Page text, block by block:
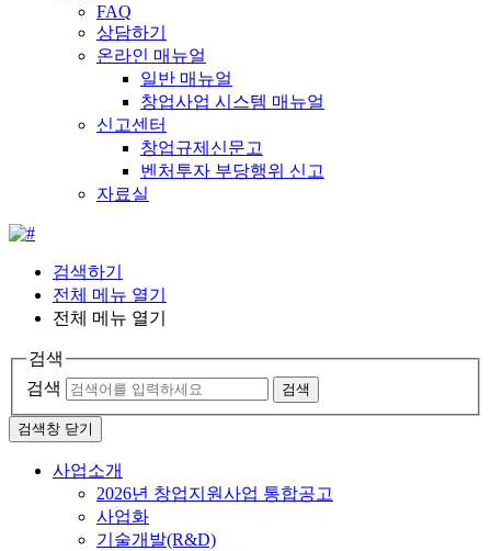
FAQ
상담하기
온라인 매뉴얼
일반 매뉴얼
창업사업 시스템 매뉴얼
신고센터
창업규제신문고
벤처투자 부당행위 신고
자료실
검색하기
전체 메뉴 열기
전체 메뉴 열기
검색
검색
검색
검색창 닫기
사업소개
2026년 창업지원사업 통합공고
사업화
기술개발(R&D)